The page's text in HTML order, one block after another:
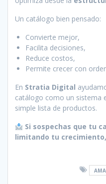
Un catálogo bien pensado:
Convierte mejor,
Facilita decisiones,
Reduce costos,
Permite crecer con
En Stratia Digital
catálogo como un sistema
simple lista de productos.
Si sospechas que tu
limitando tu